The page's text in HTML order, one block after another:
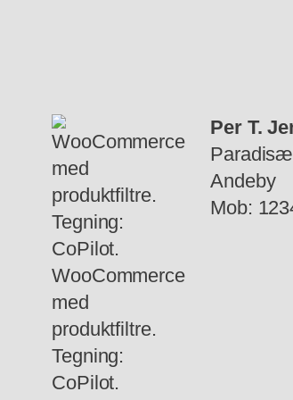
WooCommerce
med
produktfiltre.
Tegning:
CoPilot.
Per T.
Andeby
Mob: